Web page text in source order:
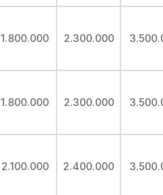
1.800.000 2.300.000
1.800.000 2.300.000
2.100.000 2.400.000